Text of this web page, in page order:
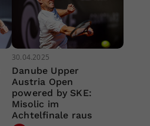
30.04.2025
Danube Upper
Austria Open
powered by SKE:
Misolic im
Achtelfinale raus